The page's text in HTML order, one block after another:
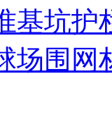
基坑护
场围网